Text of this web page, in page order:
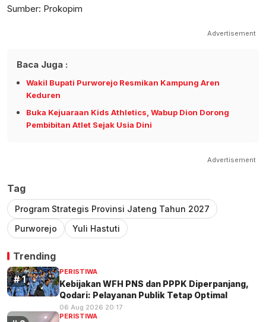
Sumber: Prokopim
Advertisement
Baca Juga :
Wakil Bupati Purworejo Resmikan Kampung Aren
Keduren
Buka Kejuaraan Kids Athletics, Wabup Dion Dorong
Pembibitan Atlet Sejak Usia Dini
Advertisement
Tag
Program Strategis Provinsi Jateng Tahun 2027
Purworejo
Yuli Hastuti
Trending
PERISTIWA
Kebijakan WFH PNS dan PPPK Diperpanjang,
Qodari: Pelayanan Publik Tetap Optimal
06 Aug 2026 20:17
PERISTIWA